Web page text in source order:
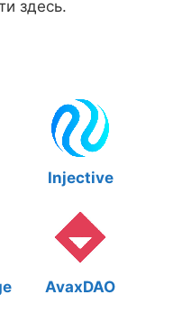
здесь.
Injective
AvaxDAO